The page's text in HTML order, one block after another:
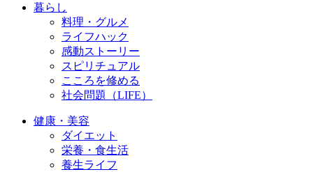
暮らし
料理・グルメ
ライフハック
感動ストーリー
スピリチュアル
こころを修める
社会問題（LIFE）
健康・美容
ダイエット
栄養・食生活
養生ライフ